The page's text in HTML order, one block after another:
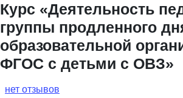
Курс «Деятельность
группы продленного
образовательной
ФГОС с детьми с ОВЗ»
нет отзывов